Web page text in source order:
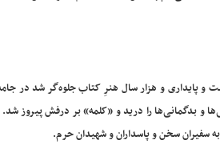
و پایداری و هزار سال هنرِ کتاب جلوه‌گر شد در
بدگمانی‌ها را درید و «کلمه» بر درفش پیروز شد.
سفیران سخن و پاسداران و شهیدان حرم.